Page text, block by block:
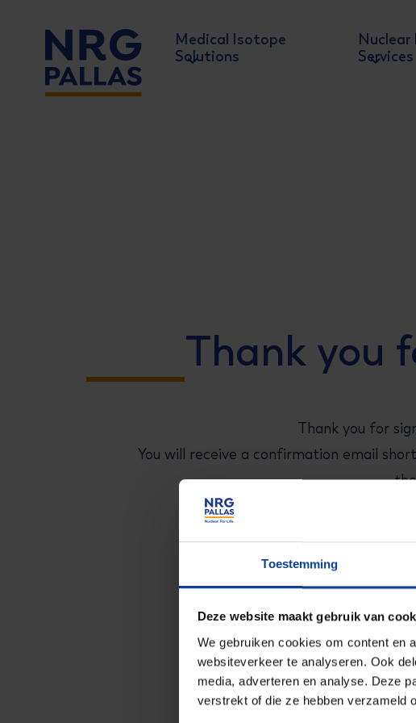
Toestemming
Deze website maakt gebruik van
We gebruiken cookies om content en
websiteverkeer te analyseren. Ook
media, adverteren en analyse. Deze
verstrekt of die ze hebben verzameld
Medical Isotope
Solutions
Nuclear
Services
Thank you
Thank you for
You will receive a confirmation email